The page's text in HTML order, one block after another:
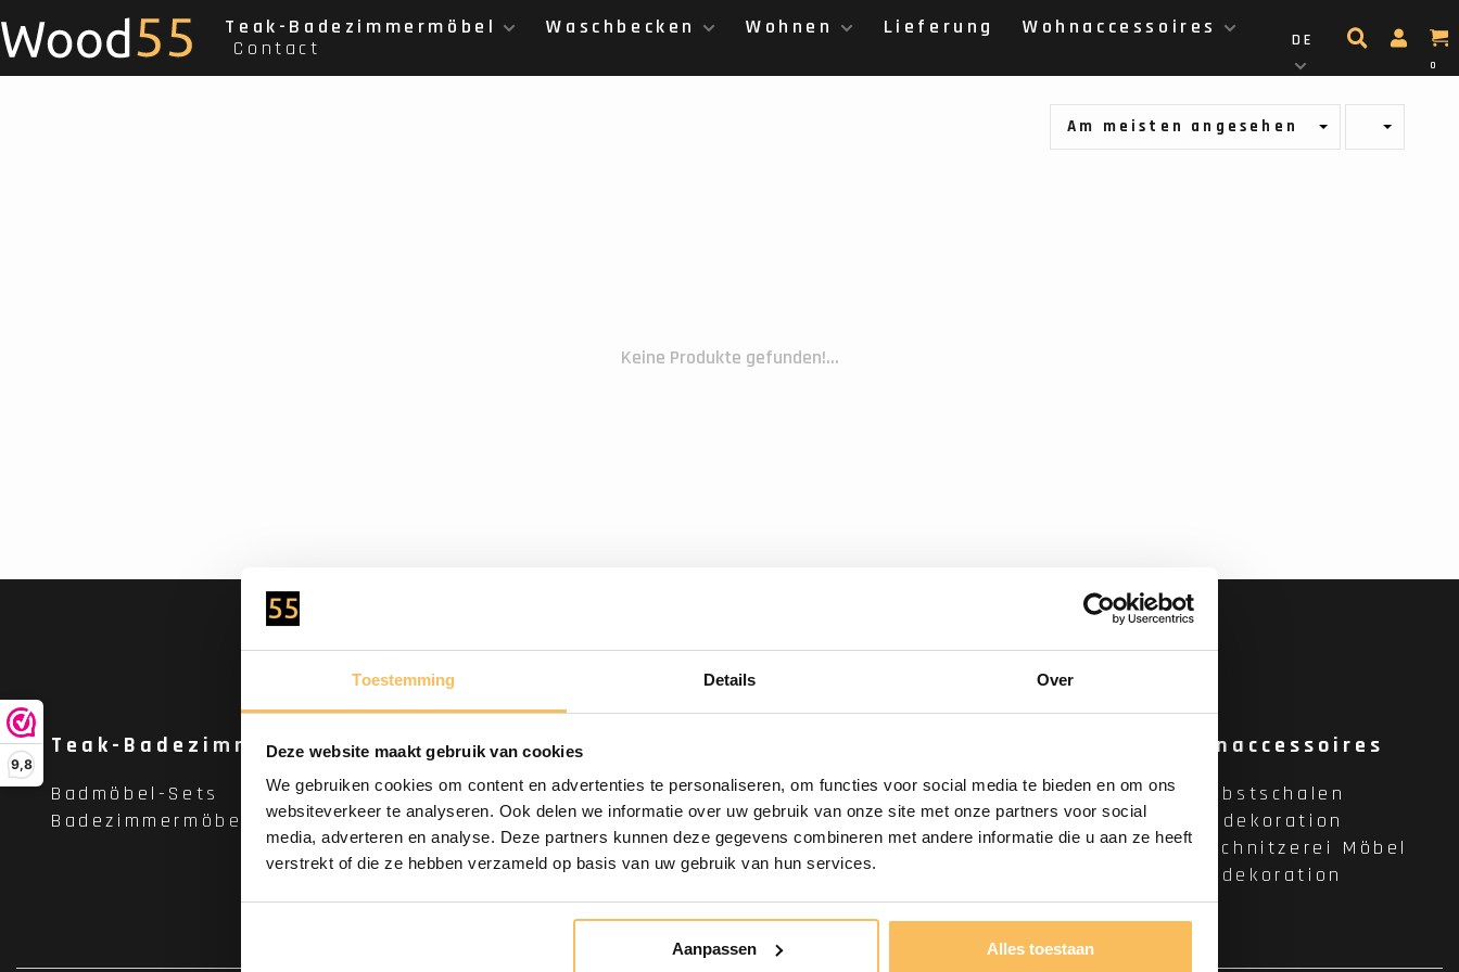
Toestemming Details Over
Deze website maakt gebruik van cookies
We gebruiken cookies om content en advertenties te personaliseren, om functies voor social media te bieden en om ons
websiteverkeer te analyseren. Ook delen we informatie over uw gebruik van onze site met onze partners voor social
media, adverteren en analyse. Deze partners kunnen deze gegevens combineren met andere informatie die u aan ze heeft
verstrekt of die ze hebben verzameld op basis van uw gebruik van hun services.
Aanpassen Alles toestaan
9,8
Teak-Badezimmermöbel Waschbecken Wohnen Lieferung
Wohnaccessoires
Contact
DE
0
Am meisten angesehen
Keine Produkte gefunden!...
Nach Kategorie einkaufen
Teak-Badezimmermöbel
Badmöbel-Sets
Badezimmermöbel
Waschbecken
Steinwaschschalen
Waschschalen-Set
Steinwaschbecken
Ablaufstopfen, Siphon und Armaturen
Garderoben
Schlafzimmermöbel
Bücherschränke
Wohnaccessoires
Holzobstschalen
Wanddekoration
Holzschnitzerei Möbel
Raumdekoration